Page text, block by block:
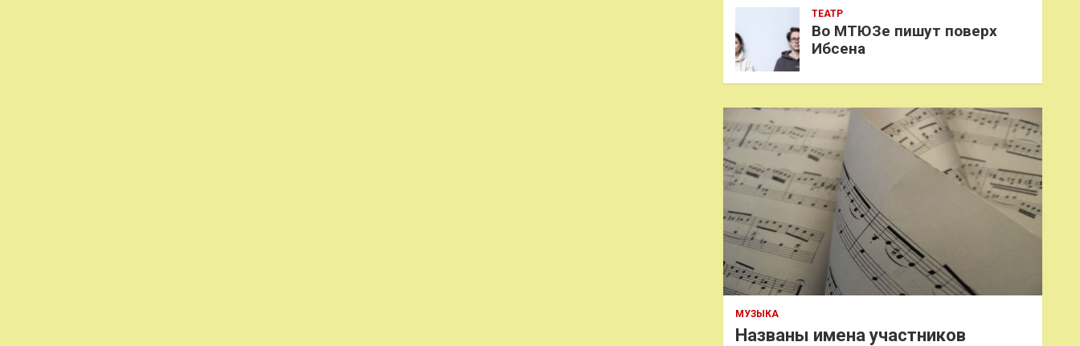
ТЕАТР
Во МТЮЗе пишут поверх
Ибсена
МУЗЫКА
Названы имена участников